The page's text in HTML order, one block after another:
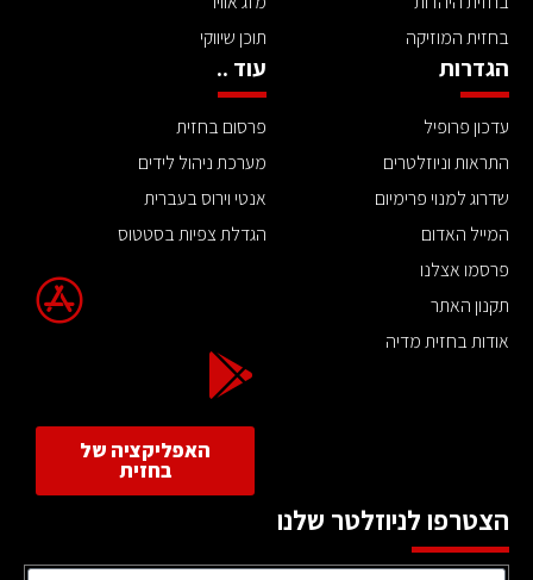
בחזית המוזיקה
תוכן שיווקי
הגדרות
עדכון פרופיל
התראות וניוזלטרים
שדרוג למנוי פרימיום
המייל האדום
פרסמו אצלנו
תקנון האתר
אודות בחזית מדיה
עוד ..
פרסום בחזית
מערכת ניהול לידים
אנטי וירוס בעברית
הגדלת צפיות בסטטוס
האפליקציה של
בחזית
הצטרפו לניוזלטר שלנו